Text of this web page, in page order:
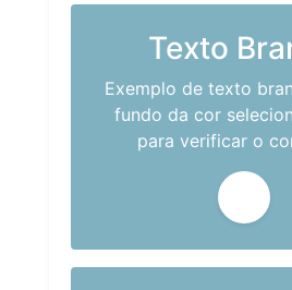
Texto
Exemplo de texto
fundo da cor
para verificar o